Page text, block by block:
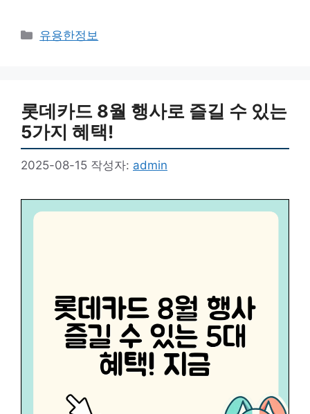
카
유용한정보
롯데카드 8월 행사로 즐길 수 있는
5가지 혜택!
2025-08-15 작성자: admin